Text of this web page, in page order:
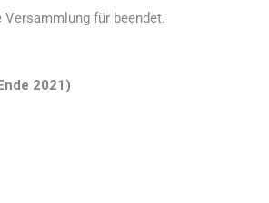
für beendet.
2021)